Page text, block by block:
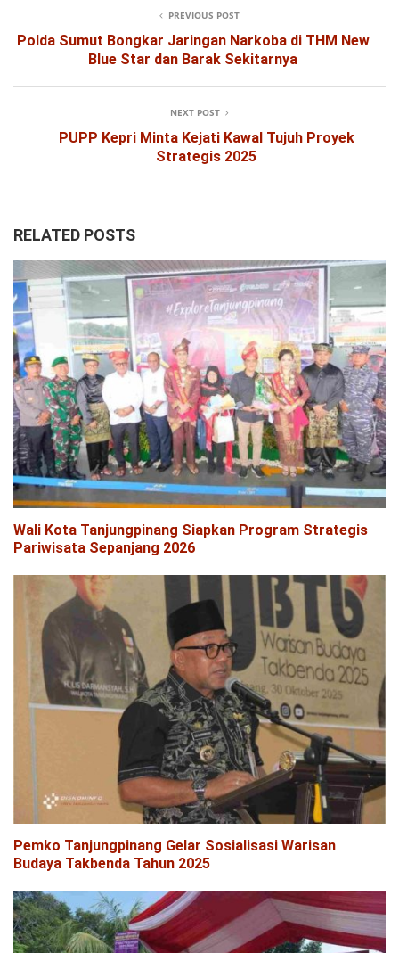
PREVIOUS POST
Polda Sumut Bongkar Jaringan Narkoba di THM New
Blue Star dan Barak Sekitarnya
NEXT POST
PUPP Kepri Minta Kejati Kawal Tujuh Proyek
Strategis 2025
RELATED POSTS
Wali Kota Tanjungpinang Siapkan Program Strategis
Pariwisata Sepanjang 2026
Pemko Tanjungpinang Gelar Sosialisasi Warisan
Budaya Takbenda Tahun 2025